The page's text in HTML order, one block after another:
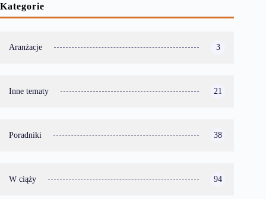
Kategorie
Aranżacje 3
Inne tematy 21
Poradniki 38
W ciąży 94